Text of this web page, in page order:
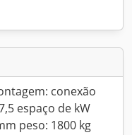
conexão
espaço de kW
peso: 1800 kg